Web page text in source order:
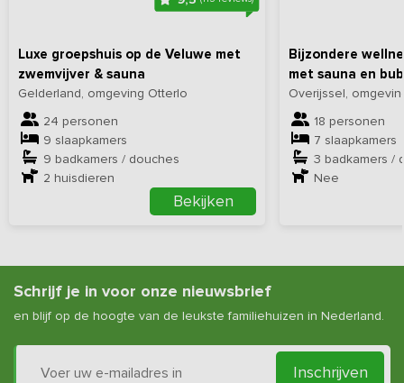
Luxe groepshuis op de Veluwe met
zwemvijver & sauna
Gelderland, omgeving Otterlo
24 personen
9 slaapkamers
9 badkamers / douches
2 huisdieren
Bekijken
Bijzondere
met sauna en
Overijssel,
18 personen
7 slaapkamers
3 badkamers /
Nee
Schrijf je in voor onze nieuwsbrief
en blijf op de hoogte van de leukste familiehuizen in Nederland.
Inschrijven